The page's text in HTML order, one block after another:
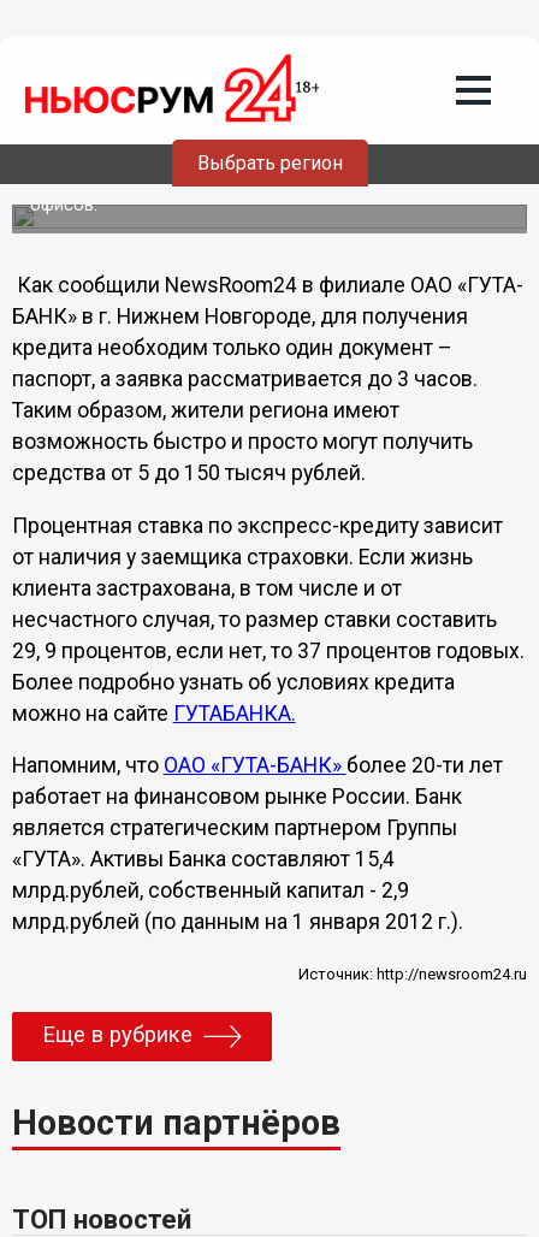
Выбрать регион
ГУТАБАНК предлагает нижегородцам
экспресс-кредиты на новогодние
Заявку на кредит можно заполнить, не выходя из дома
или офиса на сайте банка, или в любом из восьми
офисов.
Как сообщили NewsRoom24 в филиале ОАО «ГУТА-
БАНК» в г. Нижнем Новгороде, для получения
кредита необходим только один документ –
паспорт, а заявка рассматривается до 3 часов.
Таким образом, жители региона имеют
возможность быстро и просто могут получить
средства от 5 до 150 тысяч рублей.
Процентная ставка по экспресс-кредиту зависит
от наличия у заемщика страховки. Если жизнь
клиента застрахована, в том числе и от
несчастного случая, то размер ставки составить
29, 9 процентов, если нет, то 37 процентов годовых.
Более подробно узнать об условиях кредита
можно на сайте ГУТАБАНКА.
Напомним, что ОАО «ГУТА-БАНК» более 20-ти лет
работает на финансовом рынке России. Банк
является стратегическим партнером Группы
«ГУТА». Активы Банка составляют 15,4
млрд.рублей, собственный капитал - 2,9
млрд.рублей (по данным на 1 января 2012 г.).
Источник: http://newsroom24.ru
Еще в рубрике
Новости партнёров
ТОП новостей